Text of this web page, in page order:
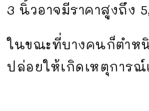
3 นิ้วอาจมีราคาสูงถึง
ในขณะที่บางคนก็ตำห
ปล่อยให้เกิดเหตุการ